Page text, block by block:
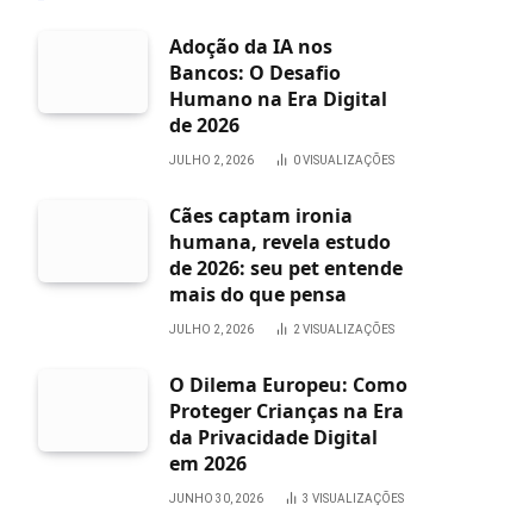
Adoção da IA nos
Bancos: O Desafio
Humano na Era Digital
de 2026
JULHO 2, 2026 0VISUALIZAÇÕES
Cães captam ironia
humana, revela estudo
de 2026: seu pet entende
mais do que pensa
JULHO 2, 2026 2 VISUALIZAÇÕES
O Dilema Europeu: Como
Proteger Crianças na Era
da Privacidade Digital
em 2026
JUNHO 30, 2026 3 VISUALIZAÇÕES